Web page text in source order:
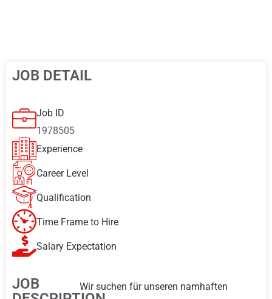
JOB DETAIL
Job ID
1978505
Experience
Career Level
Qualification
Time Frame to Hire
Salary Expectation
JOB
Wir suchen für unseren namhaften